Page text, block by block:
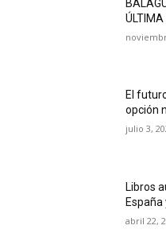
ÚLTIMA
El
opción
julio 3,
Libros
abril 22,